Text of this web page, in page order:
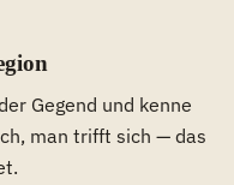
Gegend und kenne
man trifft sich — das